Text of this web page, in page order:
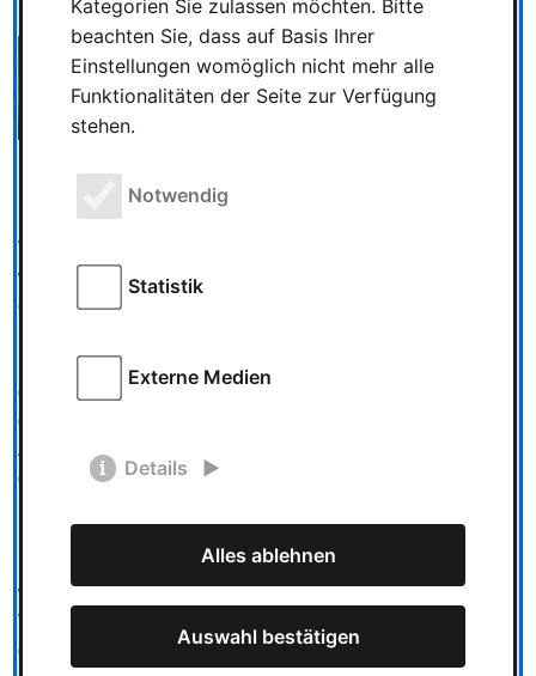
Wir befinden uns in Oniria, dem Land der Drachen. Früher
war dies ein Paradies, doch nun ist das Land bedroht. Um
eine uralte Macht davon abzuhalten, Oniria zu zerstören,
retten. Das Portal in diese Welt ist das WONDER BOOK. In
dem kooperativen Spiel WONDER BOOK sprechen sich
die Spieler und Spielerinnen über die Reihenfolge ihrer
Aktionen ab. Und sie spielen auf und in dem Buch, aus
dem ein markanter Pop-Up-Baum ragt. Weitere Pop-Up-
Spiel reagieren, aktiviert über Karten. Über die Kartensets
wird die sechsteilige Geschichte vorangetrieben, die wir in
WONDER BOOK erleben. Der Einstieg in die Regeln ist
dabei sehr niedrigschwellig. Begründung der Jury: Der
Kategorien Sie zulassen möchten. Bitte
beachten Sie, dass auf Basis Ihrer
Einstellungen womöglich nicht mehr alle
Funktionalitäten der Seite zur Verfügung
stehen.
Notwendig
Statistik
Externe Medien
Details
Alles ablehnen
Auswahl bestätigen